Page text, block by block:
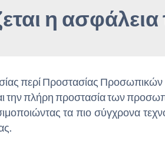
η
περί Προστασίας
την πλήρη προστασία των
τα πιο σύγχρονα